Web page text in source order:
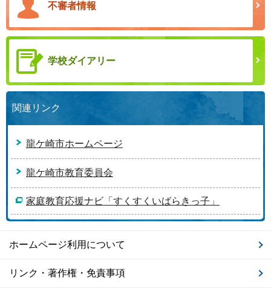
不審者情報
学校ダイアリー
関連リンク
龍ケ崎市ホームページ
龍ケ崎市教育委員会
家庭教育応援ナビ「すくすくいばらきっ子」
ホームページ利用について
リンク・著作権・免責事項